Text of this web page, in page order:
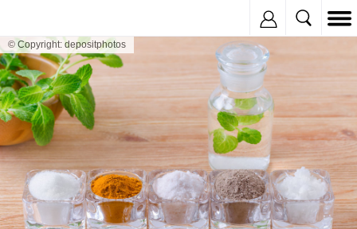
© Copyright: depositphotos